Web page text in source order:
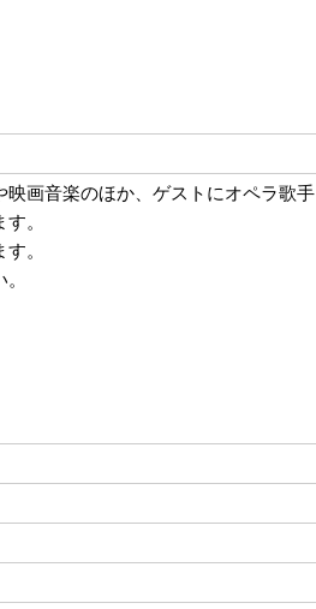
画音楽のほか、ゲストにオペラ歌手
。
。